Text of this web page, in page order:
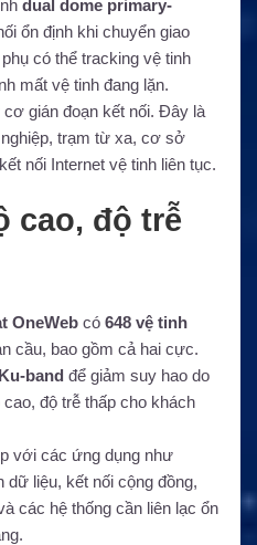
dual dome primary-
ổn định khi chuyển giao
có thể tracking vệ tinh
mất vệ tinh đang lặn.
gián đoạn kết nối. Đây là
trạm từ xa, cơ sở
nối Internet vệ tinh liên tục.
cao, độ trễ
OneWeb có 648 vệ tinh
cầu, bao gồm cả hai cực.
Ku-band để giảm suy hao do
độ trễ thấp cho khách
với các ứng dụng như
dữ liệu, kết nối cộng đồng,
các hệ thống cần liên lạc ổn